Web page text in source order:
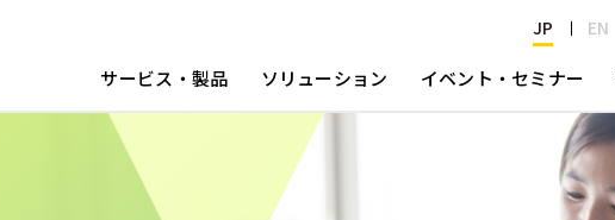
JP EN
サービス・製品 ソリューション イベント・セミナー